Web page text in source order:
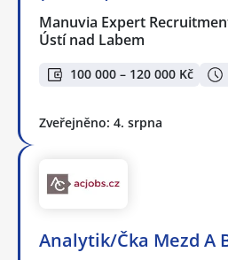
Manuvia Expert
Ústí nad Labem
100 000 – 120 000 Kč
Zveřejněno: 4. srpna
Analytik/Čka Mezd A